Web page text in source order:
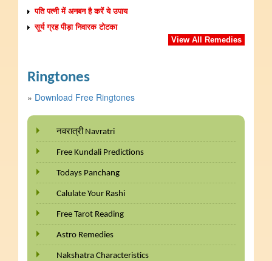
पति पत्नी में अनबन है करें ये उपाय
सूर्य ग्रह पीड़ा निवारक टोटका
View All Remedies
Ringtones
» Download Free Ringtones
नवरात्री Navratri
Free Kundali Predictions
Todays Panchang
Calulate Your Rashi
Free Tarot Reading
Astro Remedies
Nakshatra Characteristics